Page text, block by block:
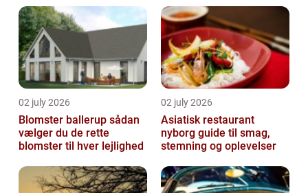
til. Danmarks største metropol har rigtig...
02 july 2026
Blomster ballerup sådan
vælger du de rette
blomster til hver lejlighed
02 july 2026
Asiatisk restaurant
nyborg guide til smag,
stemning og oplevelser